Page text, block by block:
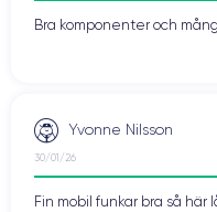
Bra komponenter och
Yvonne Nilsson
30/01/26
Fin mobil funkar bra så här